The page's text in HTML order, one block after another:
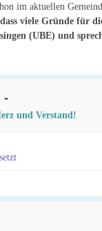
im aktuellen
dass viele Gründe für
(UBE) und
-
und Verstand!